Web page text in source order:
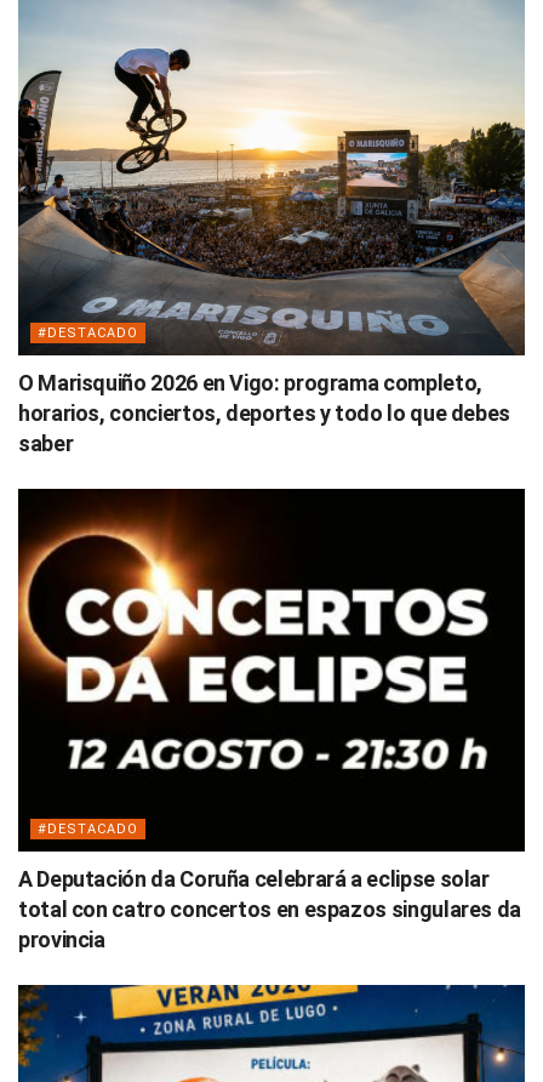
#DESTACADO
O Marisquiño 2026 en Vigo: programa completo,
horarios, conciertos, deportes y todo lo que debes
saber
#DESTACADO
A Deputación da Coruña celebrará a eclipse solar
total con catro concertos en espazos singulares da
provincia